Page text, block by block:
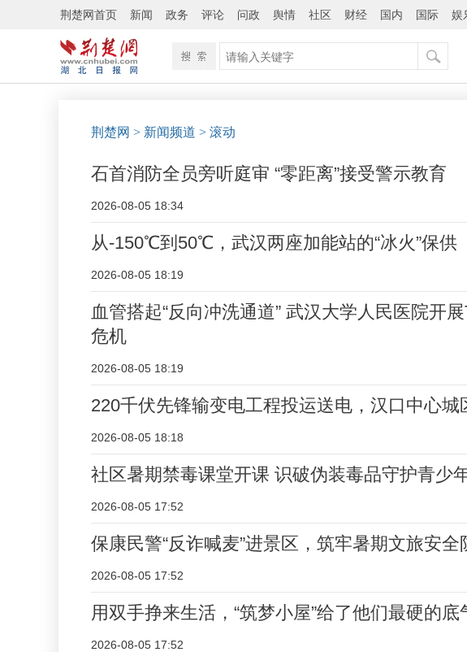
荆楚网首页 新闻 政务 评论 问政 舆情 社区 财经 国内 国际 娱
荆楚网 > 新闻频道 > 滚动
石首消防全员旁听庭审 “零距离”接受警示教育
2026-08-05 18:34
从-150℃到50℃，武汉两座加能站的“冰火”保供
2026-08-05 18:19
血管搭起“反向冲洗通道” 武汉大学人民医院开
危机
2026-08-05 18:19
220千伏先锋输变电工程投运送电，汉口中心城
2026-08-05 18:18
社区暑期禁毒课堂开课 识破伪装毒品守护青少
2026-08-05 17:52
保康民警“反诈喊麦”进景区，筑牢暑期文旅安全
2026-08-05 17:52
用双手挣来生活，“筑梦小屋”给了他们最硬的底
2026-08-05 17:52